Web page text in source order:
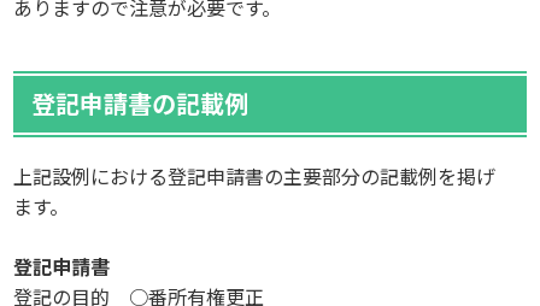
ありますので注意が必要です。
登記申請書の記載例
上記設例における登記申請書の主要部分の記載例を掲げ
ます。
登記申請書
登記の目的 ○番所有権更正